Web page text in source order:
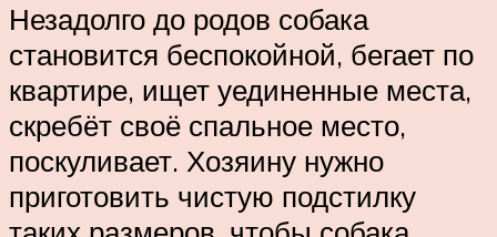
Незадолго до родов собака
становится беспокойной, бегает по
квартире, ищет уединенные места,
скребёт своё спальное место,
поскуливает. Хозяину нужно
приготовить чистую подстилку